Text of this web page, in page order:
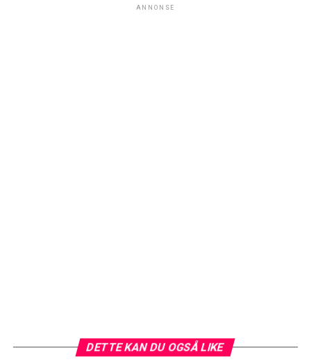
ANNONSE
DETTE KAN DU OGSÅ LIKE